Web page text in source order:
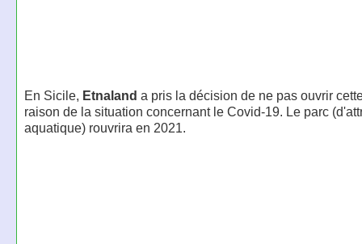
En Sicile, Etnaland a pris la décision de ne pas ouvrir
raison de la situation concernant le Covid-19. Le parc
aquatique) rouvrira en 2021.